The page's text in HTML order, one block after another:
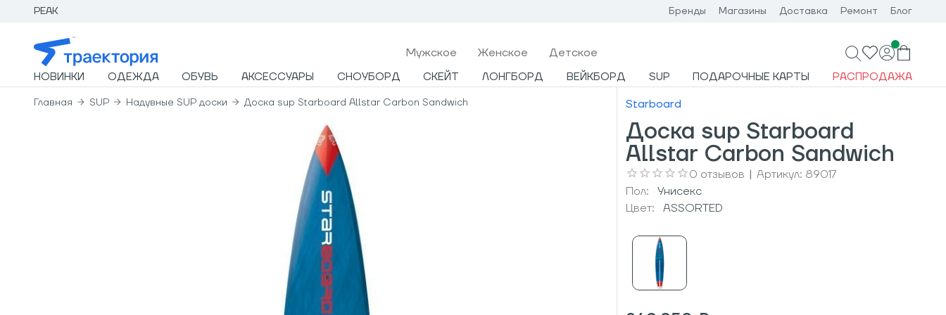
PEAK Бренды Магазины Доставка Ремонт Блог
Мужcкое Женское Детское
НОВИНКИ ОДЕЖДА ОБУВЬ АКСЕССУАРЫ СНОУБОРД СКЕЙТ ЛОНГБОРД ВЕЙКБОРД SUP ПОДАРОЧНЫЕ КАРТЫ РАСПРОДАЖА
Главная SUP Надувные SUP доски Доска sup Starboard Allstar Carbon Sandwich Starboard
Доска sup Starboard
Allstar Carbon Sandwich
0 отзывов | Артикул: 89017
Пол:
Унисекс
Цвет:
ASSORTED